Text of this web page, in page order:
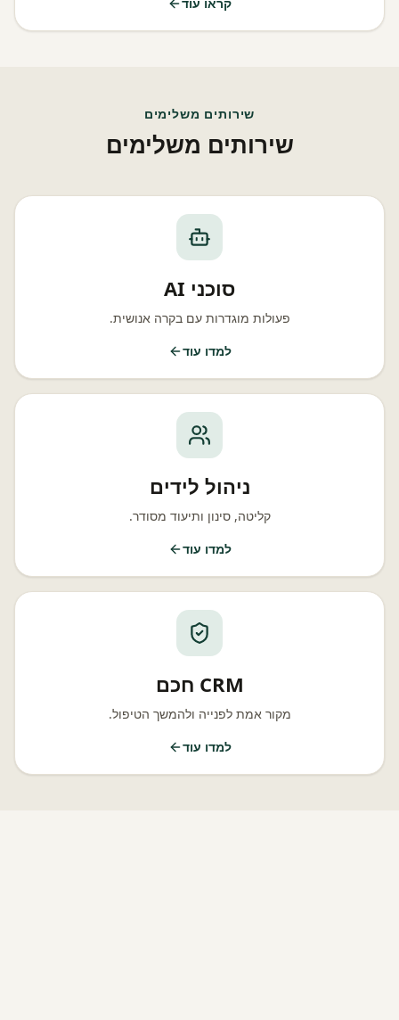
שירותים משלימים
שירותים משלימים
סוכני AI
פעולות מוגדרות עם בקרה אנושית.
למדו עוד
ניהול לידים
קליטה, סינון ותיעוד מסודר.
למדו עוד
CRM חכם
מקור אמת לפנייה ולהמשך הטיפול.
למדו עוד